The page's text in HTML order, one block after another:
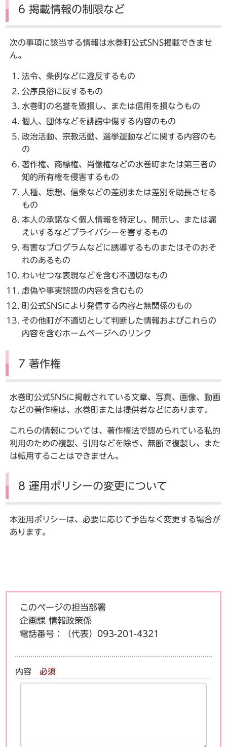
6 掲載情報の制限など
次の事項に該当する情報は水巻町公式SNS掲載できませ
ん。
法令、条例などに違反するもの
公序良俗に反するもの
水巻町の名誉を毀損し、または信用を損なうもの
個人、団体などを誹謗中傷する内容のもの
政治活動、宗教活動、選挙運動などに関する内容のも
の
著作権、商標権、肖像権などの水巻町または第三者の
知的所有権を侵害するもの
人種、思想、信条などの差別または差別を助長させる
もの
本人の承諾なく個人情報を特定し、開示し、または漏
えいするなどプライバシーを害するもの
有害なプログラムなどに誘導するものまたはそのおそ
れのあるもの
わいせつな表現などを含む不適切なもの
虚偽や事実誤認の内容を含むもの
町公式SNSにより発信する内容と無関係のもの
その他町が不適切として判断した情報およびこれらの
内容を含むホームページへのリンク
7 著作権
水巻町公式SNSに掲載されている文章、写真、画像、動画
などの著作権は、水巻町または提供者などにあります。
これらの情報については、著作権法で認められている私的
利用のための複製、引用などを除き、無断で複製し、また
は転用することはできません。
8 運用ポリシーの変更について
本運用ポリシーは、必要に応じて予告なく変更する場合が
あります。
このページの担当部署
企画課 情報政策係
電話番号：
（代表）093-201-4321
内容 必須